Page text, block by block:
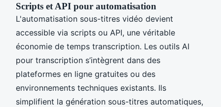
Scripts et API pour automatisation
L'automatisation sous-titres vidéo devient
accessible via scripts ou API, une véritable
économie de temps transcription. Les outils AI
pour transcription s’intègrent dans des
plateformes en ligne gratuites ou des
environnements techniques existants. Ils
simplifient la génération sous-titres automatiques,